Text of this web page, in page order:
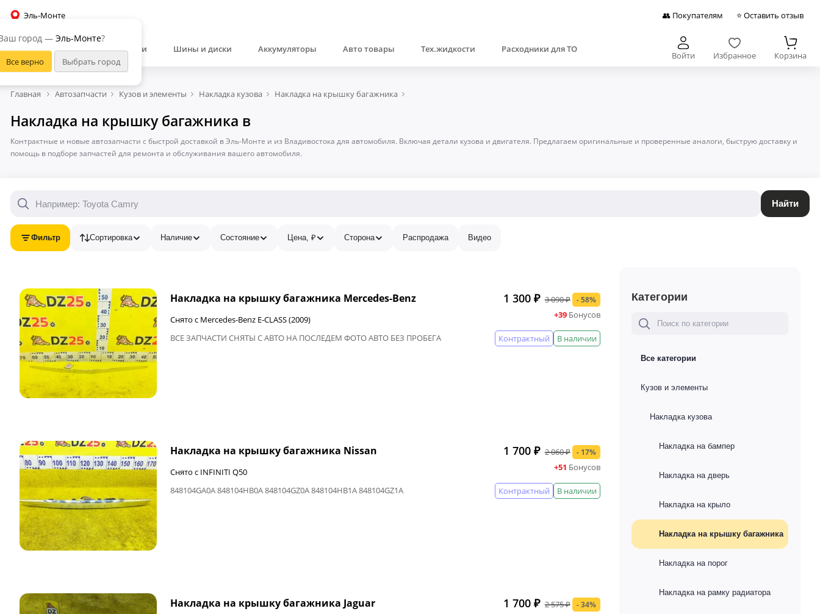
Эль-Монте
город — Эль-Монте?
👥 Покупателям ⭐ Оставить отзыв
Автозапчасти Шины и диски Аккумуляторы Авто товары Тех.жидкости Расходники для ТО
Войти Избранное Корзина
Главная Автозапчасти Кузов и элементы Накладка кузова Накладка на крышку багажника
Накладка на крышку багажника в
Контрактные и новые автозапчасти с быстрой доставкой в Эль-Монте и из Владивостока для автомобиля. Включая детали кузова и двигателя. Предлагаем оригинальные и проверенные аналоги, быструю доставку и
помощь в подборе запчастей для ремонта и обслуживания вашего автомобиля.
Найти
Фильтр Сортировка Наличие Состояние Цена, ₽ Сторона Распродажа Видео
Накладка на крышку багажника Mercedes-Benz
Снято с Mercedes-Benz E-CLASS (2009)
ВСЕ ЗАПЧАСТИ СНЯТЫ С АВТО НА ПОСЛЕДЕМ ФОТО АВТО БЕЗ ПРОБЕГА
1 300 ₽ 3 090 ₽
- 58%
+39Бонусов
В наличии
Контрактный
Накладка на крышку багажника Nissan
Снято с INFINITI Q50
848104GA0A 848104HB0A 848104GZ0A 848104HB1A 848104GZ1A
1 700 ₽ 2 060 ₽
- 17%
+51 Бонусов
В наличии
Контрактный
Накладка на крышку багажника Jaguar 1 700 ₽ 2 575 ₽
- 34%
Категории
Все категории
Кузов и элементы
Накладка кузова
Накладка на бампер
Накладка на дверь
Накладка на крыло
Накладка на крышку багажника
Накладка на порог
Накладка на рамку радиатора